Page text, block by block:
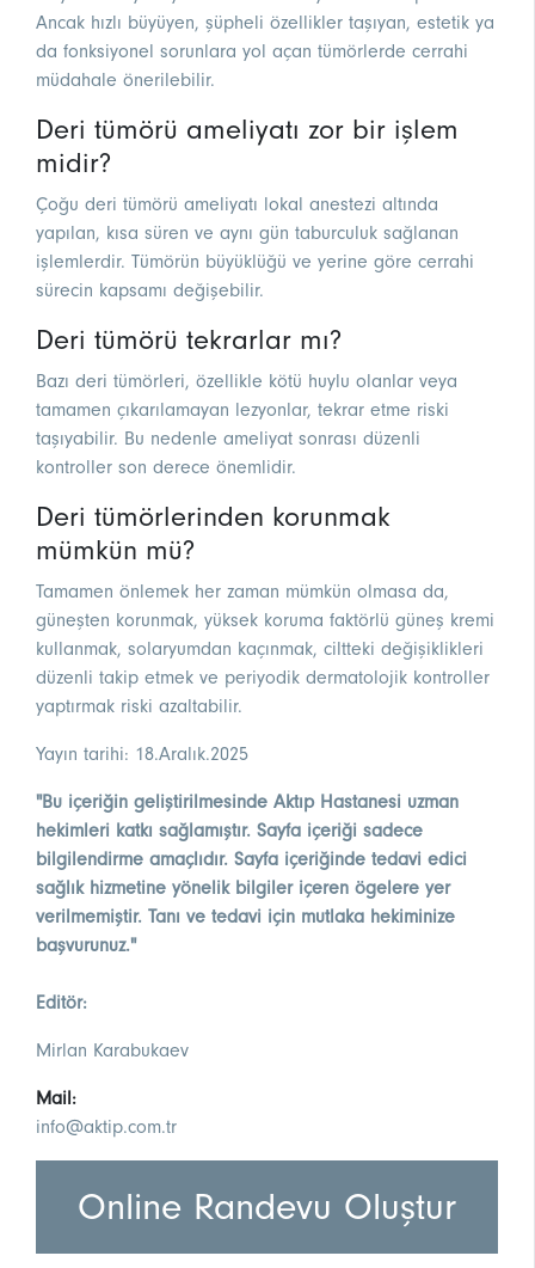
Ancak hızlı büyüyen, şüpheli özellikler taşıyan, estetik ya
da fonksiyonel sorunlara yol açan tümörlerde cerrahi
müdahale önerilebilir.
Deri tümörü ameliyatı zor bir işlem
midir?
Çoğu deri tümörü ameliyatı lokal anestezi altında
yapılan, kısa süren ve aynı gün taburculuk sağlanan
işlemlerdir. Tümörün büyüklüğü ve yerine göre cerrahi
sürecin kapsamı değişebilir.
Deri tümörü tekrarlar mı?
Bazı deri tümörleri, özellikle kötü huylu olanlar veya
tamamen çıkarılamayan lezyonlar, tekrar etme riski
taşıyabilir. Bu nedenle ameliyat sonrası düzenli
kontroller son derece önemlidir.
Deri tümörlerinden korunmak
mümkün mü?
Tamamen önlemek her zaman mümkün olmasa da,
güneşten korunmak, yüksek koruma faktörlü güneş kremi
kullanmak, solaryumdan kaçınmak, ciltteki değişiklikleri
düzenli takip etmek ve periyodik dermatolojik kontroller
yaptırmak riski azaltabilir.
Yayın tarihi: 18.Aralık.2025
"Bu içeriğin geliştirilmesinde Aktıp Hastanesi uzman
hekimleri katkı sağlamıştır. Sayfa içeriği sadece
bilgilendirme amaçlıdır. Sayfa içeriğinde tedavi edici
sağlık hizmetine yönelik bilgiler içeren ögelere yer
verilmemiştir. Tanı ve tedavi için mutlaka hekiminize
başvurunuz."
Editör:
Mirlan Karabukaev
Mail:
info@aktip.com.tr
Online Randevu Oluştur